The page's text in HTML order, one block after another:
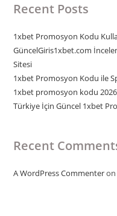
Recent Posts
1xbet Promosyon Kodu
GüncelGiris1xbet.com
Sitesi
1xbet Promosyon Kodu ile
1xbet promosyon kodu
Türkiye İçin Güncel 1xbet
Recent
A WordPress Commenteron